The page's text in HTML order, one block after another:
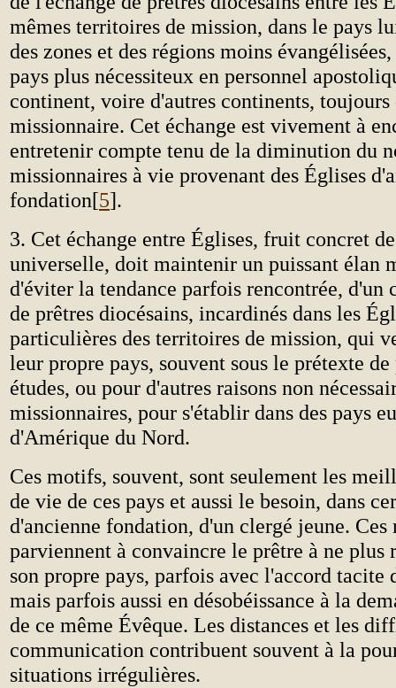
mêmes territoires de mission, dans le pays
des zones et des régions moins
pays plus nécessiteux en personnel
continent, voire d'autres continents, toujours
missionnaire. Cet échange est vivement à
entretenir compte tenu de la diminution du
missionnaires à vie provenant des Églises
fondation[5].
3. Cet échange entre Églises, fruit concret
universelle, doit maintenir un puissant élan
d'éviter la tendance parfois rencontrée, d'un
de prêtres diocésains, incardinés dans les
particulières des territoires de mission, qui
leur propre pays, souvent sous le prétexte
études, ou pour d'autres raisons non
missionnaires, pour s'établir dans des pays
d'Amérique du Nord.
Ces motifs, souvent, sont seulement les
de vie de ces pays et aussi le besoin, dans
d'ancienne fondation, d'un clergé jeune. Ces
parviennent à convaincre le prêtre à ne plus
son propre pays, parfois avec l'accord tacite
mais parfois aussi en désobéissance à la
de ce même Évêque. Les distances et les
communication contribuent souvent à la
situations irrégulières.